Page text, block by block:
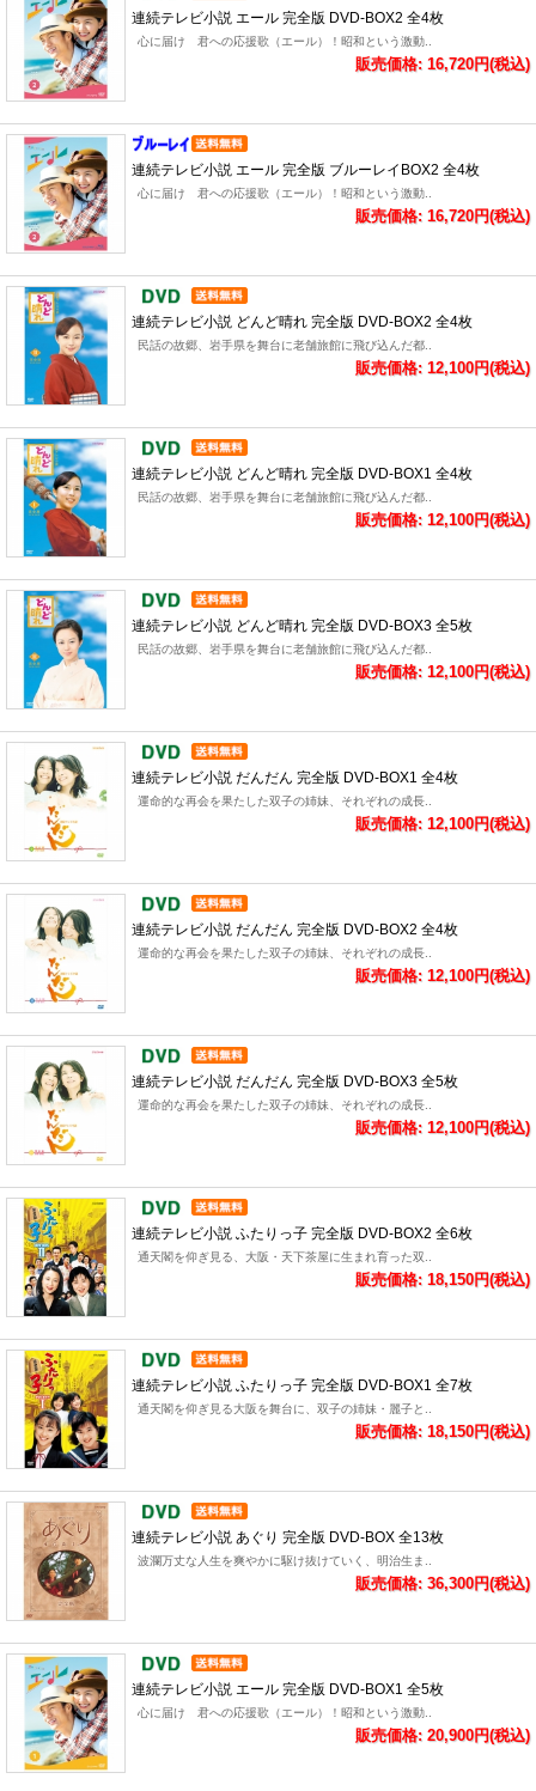
連続テレビ小説 エール 完全版 DVD-BOX2 全4枚
心に届け 君への応援歌（エール）！昭和という激動..
販売価格: 16,720円(税込)
連続テレビ小説 エール 完全版 ブルーレイBOX2 全4枚
心に届け 君への応援歌（エール）！昭和という激動..
販売価格: 16,720円(税込)
連続テレビ小説 どんど晴れ 完全版 DVD-BOX2 全4枚
民話の故郷、岩手県を舞台に老舗旅館に飛び込んだ都..
販売価格: 12,100円(税込)
連続テレビ小説 どんど晴れ 完全版 DVD-BOX1 全4枚
民話の故郷、岩手県を舞台に老舗旅館に飛び込んだ都..
販売価格: 12,100円(税込)
連続テレビ小説 どんど晴れ 完全版 DVD-BOX3 全5枚
民話の故郷、岩手県を舞台に老舗旅館に飛び込んだ都..
販売価格: 12,100円(税込)
連続テレビ小説 だんだん 完全版 DVD-BOX1 全4枚
運命的な再会を果たした双子の姉妹、それぞれの成長..
販売価格: 12,100円(税込)
連続テレビ小説 だんだん 完全版 DVD-BOX2 全4枚
運命的な再会を果たした双子の姉妹、それぞれの成長..
販売価格: 12,100円(税込)
連続テレビ小説 だんだん 完全版 DVD-BOX3 全5枚
運命的な再会を果たした双子の姉妹、それぞれの成長..
販売価格: 12,100円(税込)
連続テレビ小説 ふたりっ子 完全版 DVD-BOX2 全6枚
通天閣を仰ぎ見る、大阪・天下茶屋に生まれ育った双..
販売価格: 18,150円(税込)
連続テレビ小説 ふたりっ子 完全版 DVD-BOX1 全7枚
通天閣を仰ぎ見る大阪を舞台に、双子の姉妹・麗子と..
販売価格: 18,150円(税込)
連続テレビ小説 あぐり 完全版 DVD-BOX 全13枚
波瀾万丈な人生を爽やかに駆け抜けていく、明治生ま..
販売価格: 36,300円(税込)
連続テレビ小説 エール 完全版 DVD-BOX1 全5枚
心に届け 君への応援歌（エール）！昭和という激動..
販売価格: 20,900円(税込)